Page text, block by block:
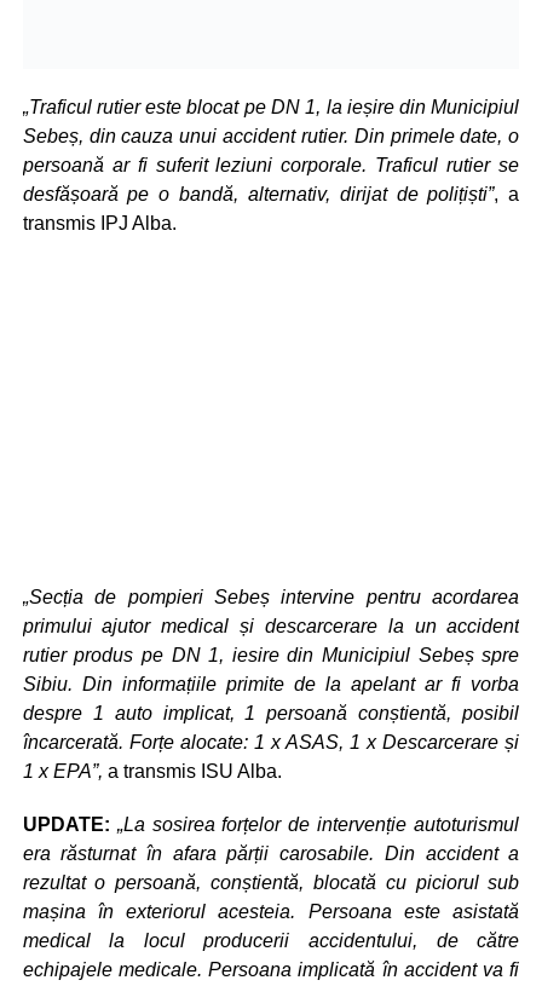
„Traficul rutier este blocat pe DN 1, la ieșire din Municipiul
Sebeș, din cauza unui accident rutier. Din primele date, o
persoană ar fi suferit leziuni corporale. Traficul rutier se
desfășoară pe o bandă, alternativ, dirijat de polițiști”, a
transmis IPJ Alba.
„Secția de pompieri Sebeș intervine pentru acordarea
primului ajutor medical și descarcerare la un accident
rutier produs pe DN 1, iesire din Municipiul Sebeș spre
Sibiu. Din informațiile primite de la apelant ar fi vorba
despre 1 auto implicat, 1 persoană conștientă, posibil
încarcerată. Forțe alocate: 1 x ASAS, 1 x Descarcerare și
1 x EPA”, a transmis ISU Alba.
UPDATE: „La sosirea forțelor de intervenție autoturismul
era răsturnat în afara părții carosabile. Din accident a
rezultat o persoană, conștientă, blocată cu piciorul sub
mașina în exteriorul acesteia. Persoana este asistată
medical la locul producerii accidentului, de către
echipajele medicale. Persoana implicată în accident va fi